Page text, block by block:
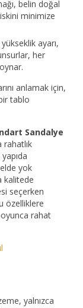
belin doğal
minimize
ayarı,
her
anlamak için,
tablo
Sandalye
rahatlık
yok
kalitede
seçerken
özelliklere
rahat
yalnızca